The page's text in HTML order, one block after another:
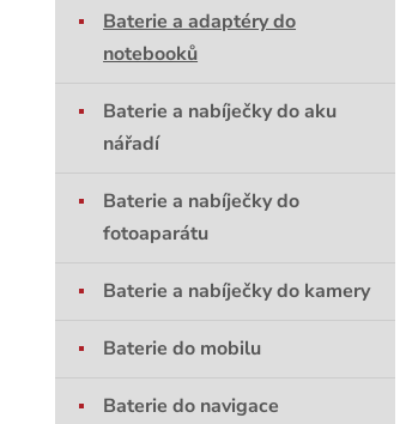
Baterie a adaptéry do
notebooků
Baterie a nabíječky do aku
nářadí
Baterie a nabíječky do
fotoaparátu
Baterie a nabíječky do kamery
Baterie do mobilu
Baterie do navigace